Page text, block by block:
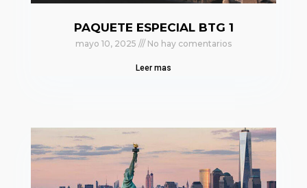
PAQUETE ESPECIAL BTG 1
mayo 10, 2025 No hay comentarios
Leer mas